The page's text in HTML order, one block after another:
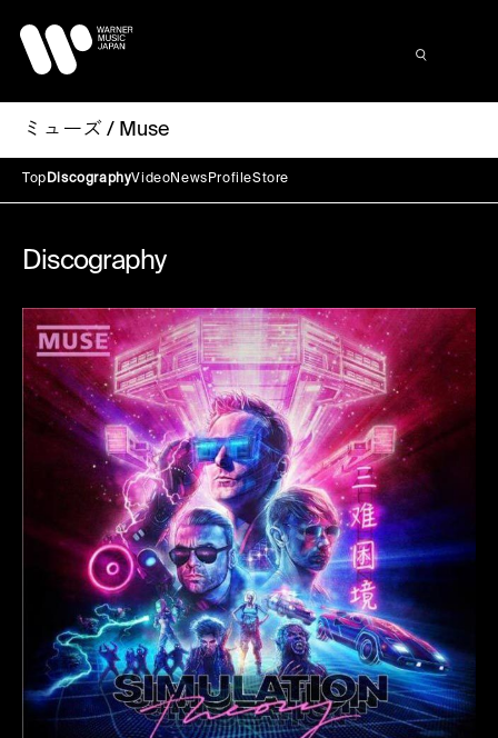
ミューズ / Muse
Top DiscographyVideoNews ProfileStore
Discography